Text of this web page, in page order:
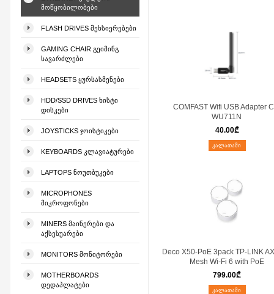
ᲛᲝᲬᲧᲝᲑᲘᲚᲝᲑᲔᲑᲘ
FLASH DRIVES ᲛᲔᲮᲡᲘᲔᲠᲔᲑᲔᲑᲘ
GAMING CHAIR ᲒᲔᲘᲛᲘᲜᲒ
ᲡᲐᲕᲐᲠᲫᲚᲔᲑᲘ
HEADSETS ᲧᲣᲠᲡᲐᲡᲛᲔᲜᲔᲑᲘ
HDD/SSD DRIVES ᲮᲘᲡᲢᲘ
ᲓᲘᲡᲙᲔᲑᲘ
JOYSTICKS ᲯᲝᲘᲡᲢᲘᲙᲔᲑᲘ
KEYBOARDS ᲙᲚᲐᲕᲘᲐᲢᲣᲠᲔᲑᲘ
LAPTOPS ᲜᲝᲣᲗᲑᲣᲙᲔᲑᲘ
MICROPHONES
ᲛᲘᲙᲠᲝᲤᲝᲜᲔᲑᲘ
MINERS ᲛᲐᲘᲜᲔᲠᲔᲑᲘ ᲓᲐ
ᲐᲥᲡᲔᲡᲣᲐᲠᲔᲑᲘ
MONITORS ᲛᲝᲜᲘᲢᲝᲠᲔᲑᲘ
MOTHERBOARDS
ᲓᲔᲓᲐᲞᲚᲐᲢᲔᲑᲘ
COMFAST Wifi USB Adapter
WU711N
40.00₾
ᲙᲐᲚᲐᲗᲐᲨᲘ
Deco X50-PoE 3pack TP-LINK
Mesh Wi-Fi 6 with PoE
799.00₾
ᲙᲐᲚᲐᲗᲐᲨᲘ